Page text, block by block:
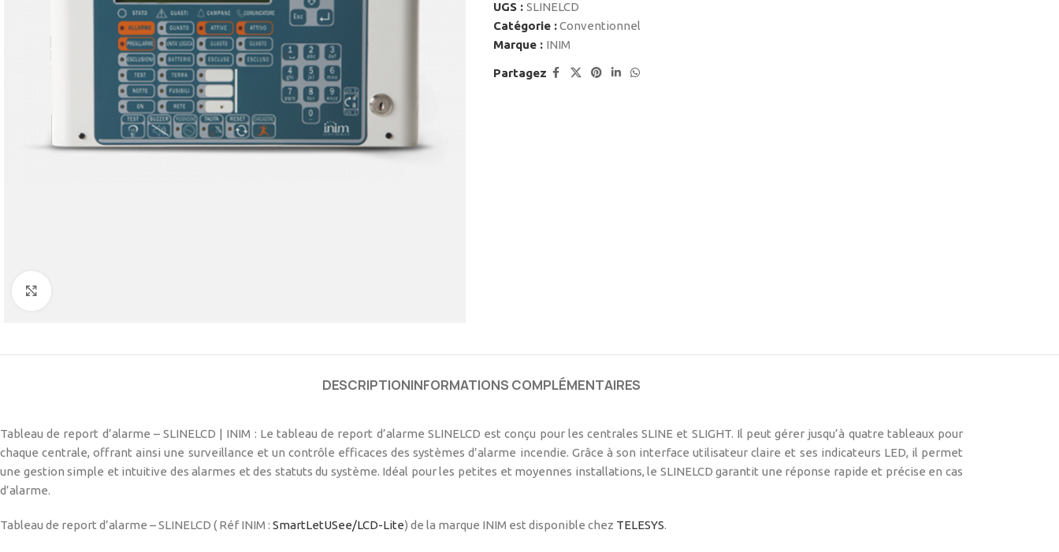
UGS : SLINELCD
Catégorie :Conventionnel
Marque : INIM
Partagez
DESCRIPTIONINFORMATIONS COMPLÉMENTAIRES
Tableau de report d’alarme – SLINELCD | INIM : Le tableau de report d’alarme SLINELCD est conçu pour les centrales SLINE et SLIGHT. Il peut gérer jusqu’à quatre tableaux pour
chaque centrale, offrant ainsi une surveillance et un contrôle efficaces des systèmes d’alarme incendie. Grâce à son interface utilisateur claire et ses indicateurs LED, il permet
une gestion simple et intuitive des alarmes et des statuts du système. Idéal pour les petites et moyennes installations, le SLINELCD garantit une réponse rapide et précise en cas
d’alarme.
Tableau de report d’alarme – SLINELCD ( Réf INIM : SmartLetUSee/LCD-Lite) de la marque INIM est disponible chez TELESYS.